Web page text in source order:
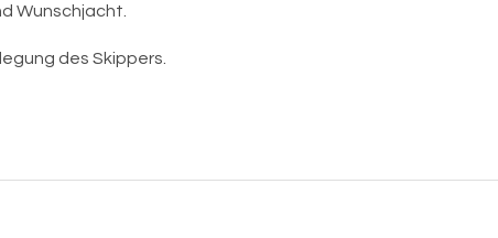
Wunschjacht.
des Skippers.